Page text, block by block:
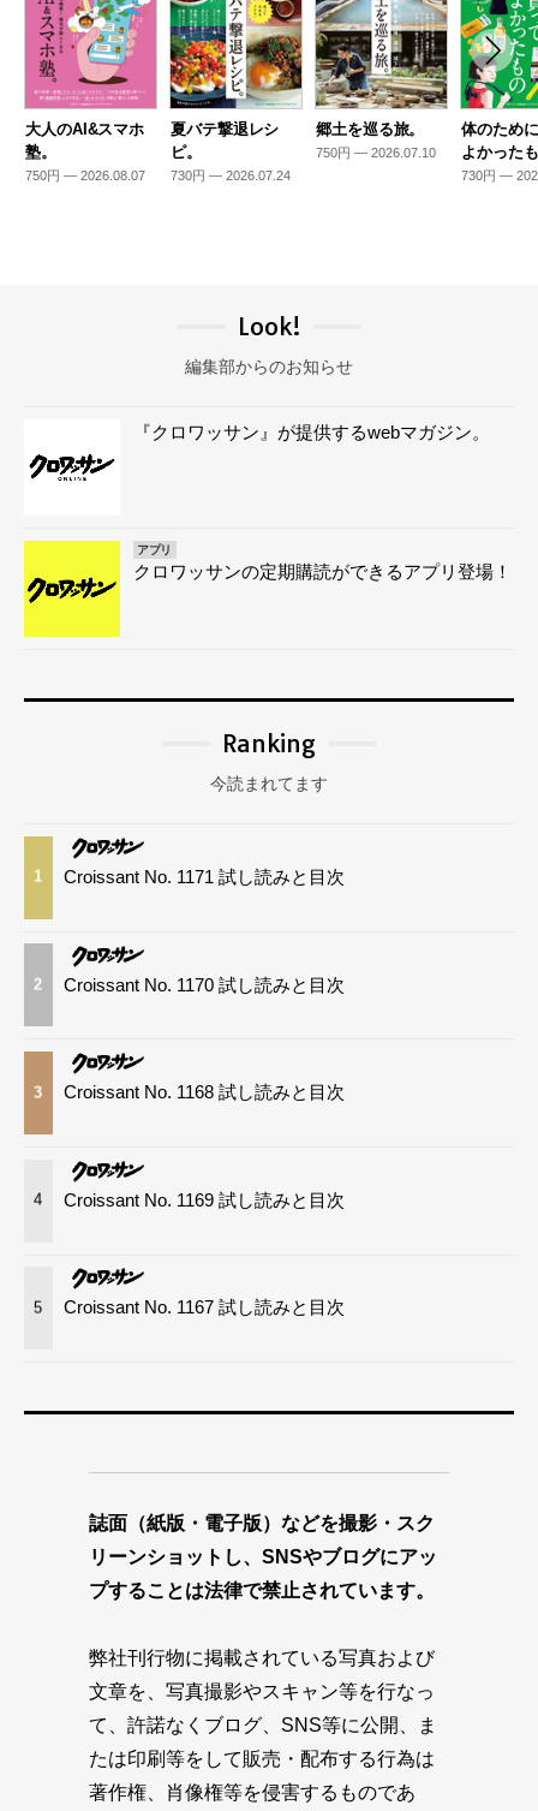
大人のAI&スマホ
塾。
750円 — 2026.08.07
夏バテ撃退レシ
ピ。
730円 — 2026.07.24
郷土を巡る旅。
750円 — 2026.07.10
体のため
よかった
730円 —
Look!
編集部からのお知らせ
『クロワッサン』が提供するwebマガジン。
アプリ
クロワッサンの定期購読ができるアプリ登場！
Ranking
今読まれてます
1 Croissant No. 1171 試し読みと目次
2 Croissant No. 1170 試し読みと目次
3 Croissant No. 1168 試し読みと目次
4 Croissant No. 1169 試し読みと目次
5 Croissant No. 1167 試し読みと目次
誌面（紙版・電子版）などを撮影・スク
リーンショットし、SNSやブログにアッ
プすることは法律で禁止されています。
弊社刊行物に掲載されている写真および
文章を、写真撮影やスキャン等を行なっ
て、許諾なくブログ、SNS等に公開、ま
たは印刷等をして販売・配布する行為は
著作権、肖像権等を侵害するものであ